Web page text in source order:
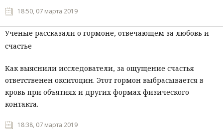
18:50, 07 марта 2019
Ученые рассказали о гормоне, отвечающем за любовь и
счастье
Как выяснили исследователи, за ощущение счастья
ответственен окситоцин. Этот гормон выбрасывается в
кровь при объятиях и других формах физического
контакта.
18:38, 07 марта 2019